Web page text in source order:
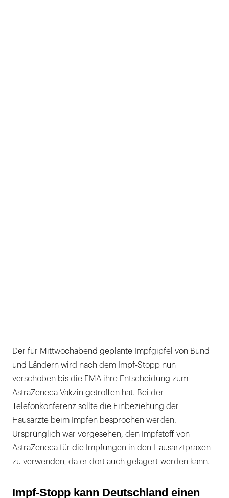
Der für Mittwochabend geplante Impfgipfel von Bund
und Ländern wird nach dem Impf-Stopp nun
verschoben bis die EMA ihre Entscheidung zum
AstraZeneca-Vakzin getroffen hat. Bei der
Telefonkonferenz sollte die Einbeziehung der
Hausärzte beim Impfen besprochen werden.
Ursprünglich war vorgesehen, den Impfstoff von
AstraZeneca für die Impfungen in den Hausarztpraxen
zu verwenden, da er dort auch gelagert werden kann.
Impf-Stopp kann Deutschland einen